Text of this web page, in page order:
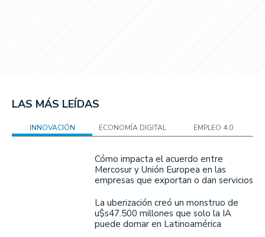
LAS MÁS LEÍDAS
INNOVACIÓN ECONOMÍA DIGITAL EMPLEO 4.0
Cómo impacta el acuerdo entre
Mercosur y Unión Europea en las
empresas que exportan o dan servicios
La uberización creó un monstruo de
u$s47.500 millones que solo la IA
puede domar en Latinoamérica